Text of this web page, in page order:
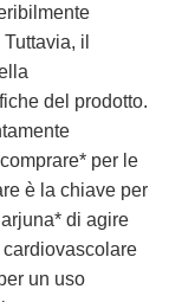
il
del prodotto.
per le
è la chiave per
di agire
un uso